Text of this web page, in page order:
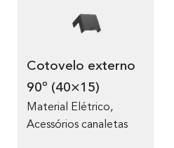
Cotovelo externo
90º (40×15)
Material Elétrico,
Acessórios canaletas